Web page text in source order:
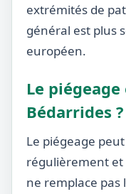
extrémités de
général est plus
européen.
Le
Bédarrides ?
Le piégeage
régulièrement
ne remplace pas